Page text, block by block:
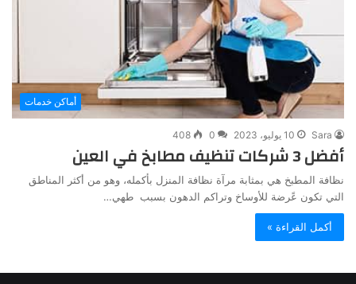
أماكن خدمات
Sara 10 يوليو، 2023 0
408
أفضل 3 شركات تنظيف مطابخ في العين
نظافة المطبخ هي بمثابة مرآة نظافة المنزل بأكمله، وهو من أكثر المناطق
التي تكون عًرضة للأوساخ وتراكم الدهون بسبب طهي…
أكمل القراءة »